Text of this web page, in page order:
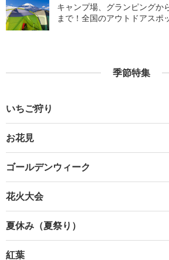
キャンプ場、グランピングか
まで！全国のアウトドアスポ
季節特集
いちご狩り
お花見
ゴールデンウィーク
花火大会
夏休み（夏祭り）
紅葉